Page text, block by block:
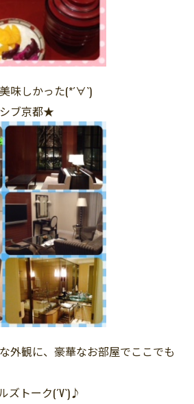
味しかった(*´∀`)
ブ京都★
外観に、豪華なお部屋でここでも
ズトーク(´V`)♪